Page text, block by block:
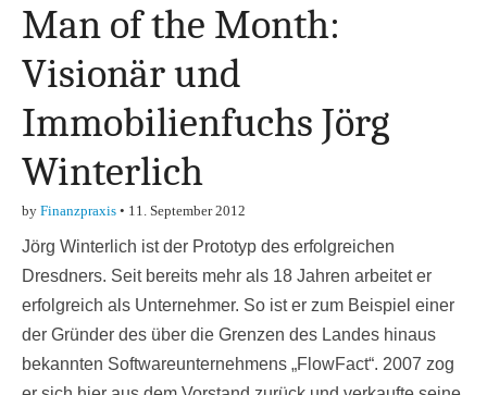
Man of the Month:
Visionär und
Immobilienfuchs Jörg
Winterlich
by Finanzpraxis • 11. September 2012
Jörg Winterlich ist der Prototyp des erfolgreichen
Dresdners. Seit bereits mehr als 18 Jahren arbeitet er
erfolgreich als Unternehmer. So ist er zum Beispiel einer
der Gründer des über die Grenzen des Landes hinaus
bekannten Softwareunternehmens „FlowFact“. 2007 zog